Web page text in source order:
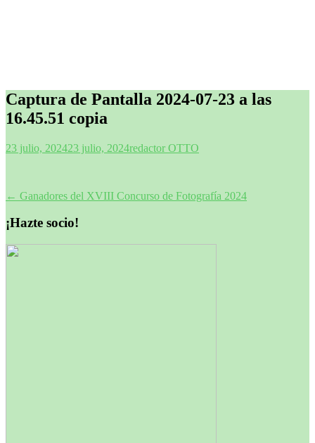
Captura de Pantalla 2024-07-23 a las
16.45.51 copia
23 julio, 202423 julio, 2024redactor OTTO
Navegación
entradas
← Ganadores del XVIII Concurso de Fotografía 2024
¡Hazte socio!